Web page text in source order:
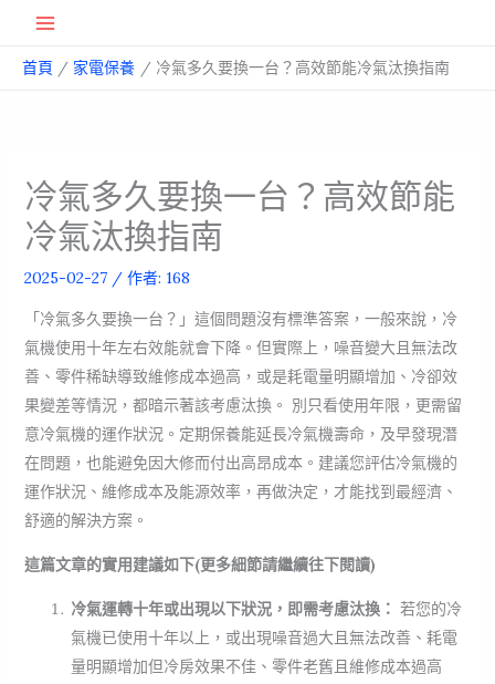
Menu
首頁 家電保養 冷氣多久要換一台？高效節能冷氣汰換指南
冷氣多久要換一台？高效節能
冷氣汰換指南
2025-02-27 / 作者: 168
「冷氣多久要換一台？」這個問題沒有標準答案，一般來說，冷
氣機使用十年左右效能就會下降。但實際上，噪音變大且無法改
善、零件稀缺導致維修成本過高，或是耗電量明顯增加、冷卻效
果變差等情況，都暗示著該考慮汰換。 別只看使用年限，更需留
意冷氣機的運作狀況。定期保養能延長冷氣機壽命，及早發現潛
在問題，也能避免因大修而付出高昂成本。建議您評估冷氣機的
運作狀況、維修成本及能源效率，再做決定，才能找到最經濟、
舒適的解決方案。
這篇文章的實用建議如下(更多細節請繼續往下閱讀)
冷氣運轉十年或出現以下狀況，即需考慮汰換： 若您的冷
氣機已使用十年以上，或出現噪音過大且無法改善、耗電
量明顯增加但冷房效果不佳、零件老舊且維修成本過高